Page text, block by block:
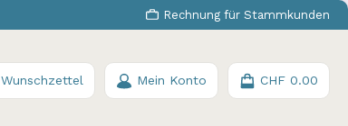
Rechnung für Stammkunden
Wunschzettel Du hast 0 Produkte auf dem Merkzettel
Mein Konto CHF 0.00